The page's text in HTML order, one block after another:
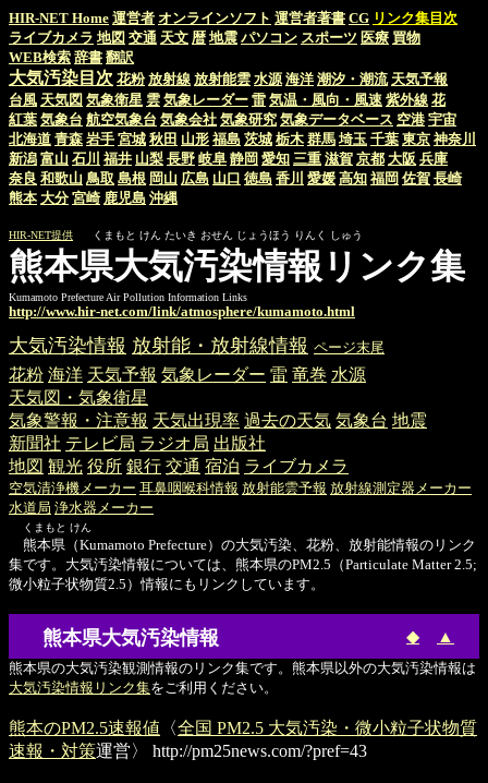
HIR-NET Home 運営者 オンラインソフト 運営者著書 CG リンク集目次
ライブカメラ 地図 交通 天文 暦 地震 パソコン スポーツ 医療 買物
WEB検索 辞書 翻訳
大気汚染目次 花粉 放射線 放射能雲 水源 海洋 潮汐・潮流 天気予報
台風 天気図 気象衛星 雲 気象レーダー 雷 気温・風向・風速 紫外線 花
紅葉 気象台 航空気象台 気象会社 気象研究 気象データベース 空港 宇宙
北海道 青森 岩手 宮城 秋田 山形 福島 茨城 栃木 群馬 埼玉 千葉 東京 神奈川
新潟 富山 石川 福井 山梨 長野 岐阜 静岡 愛知 三重 滋賀 京都 大阪 兵庫
奈良 和歌山 鳥取 島根 岡山 広島 山口 徳島 香川 愛媛 高知 福岡 佐賀 長崎
熊本 大分 宮崎 鹿児島 沖縄
HIR-NET提供 くまもと けん たいき おせん じょうほう りんく しゅう
熊本県大気汚染情報リンク集
Kumamoto Prefecture Air Pollution Information Links
http://www.hir-net.com/link/atmosphere/kumamoto.html
大気汚染情報 放射能・放射線情報 ページ末尾
花粉 海洋 天気予報 気象レーダー 雷 竜巻 水源
天気図・気象衛星
気象警報・注意報 天気出現率 過去の天気 気象台 地震
新聞社 テレビ局 ラジオ局 出版社
地図 観光 役所 銀行 交通 宿泊 ライブカメラ
空気清浄機メーカー 耳鼻咽喉科情報 放射能雲予報 放射線測定器メーカー
水道局 浄水器メーカー
くまもと けん
熊本県（Kumamoto Prefecture）の大気汚染、花粉、放射能情報のリンク
集です。大気汚染情報については、熊本県のPM2.5（Particulate Matter 2.5;
微小粒子状物質2.5）情報にもリンクしています。
熊本県大気汚染情報 ◆ ▲
熊本県の大気汚染観測情報のリンク集です。熊本県以外の大気汚染情報は
大気汚染情報リンク集をご利用ください。
熊本のPM2.5速報値 〈全国 PM2.5 大気汚染・微小粒子状物質
速報・対策運営〉 http://pm25news.com/?pref=43